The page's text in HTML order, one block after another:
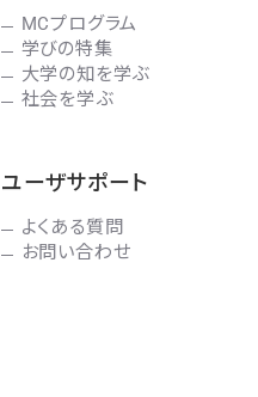
MCプログラム
学びの特集
大学の知を学ぶ
社会を学ぶ
ユーザサポート
よくある質問
お問い合わせ